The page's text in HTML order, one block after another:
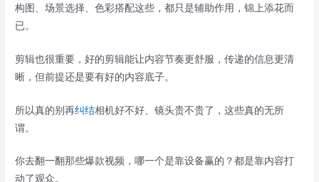
构图、场景选择、色彩搭配这些，都只是辅助作用，锦上添花而
已。
剪辑也很重要，好的剪辑能让内容节奏更舒服，传递的信息更清
晰，但前提还是要有好的内容底子。
所以真的别再纠结相机好不好、镜头贵不贵了，这些真的无所
谓。
你去翻一翻那些爆款视频，哪一个是靠设备赢的？都是靠内容打
动了观众。